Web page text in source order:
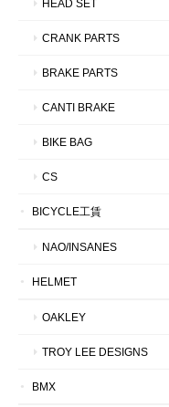
HEAD SET
CRANK PARTS
BRAKE PARTS
CANTI BRAKE
BIKE BAG
CS
BICYCLE工賃
NAO/INSANES
HELMET
OAKLEY
TROY LEE DESIGNS
BMX